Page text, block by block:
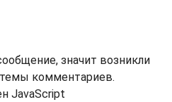
значит возникли
комментариев.
JavaScript